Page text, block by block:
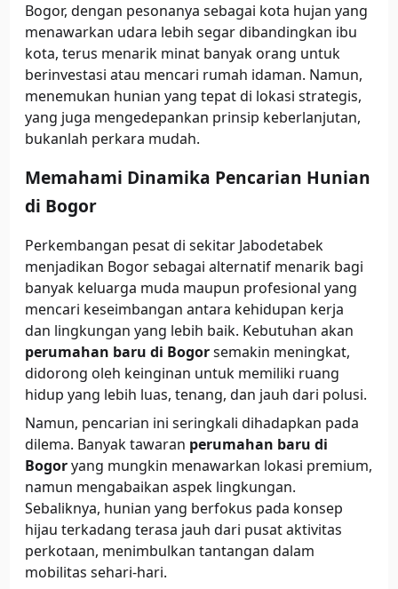
Bogor, dengan pesonanya sebagai kota hujan yang
menawarkan udara lebih segar dibandingkan ibu
kota, terus menarik minat banyak orang untuk
berinvestasi atau mencari rumah idaman. Namun,
menemukan hunian yang tepat di lokasi strategis,
yang juga mengedepankan prinsip keberlanjutan,
bukanlah perkara mudah.
Memahami Dinamika Pencarian Hunian
di Bogor
Perkembangan pesat di sekitar Jabodetabek
menjadikan Bogor sebagai alternatif menarik bagi
banyak keluarga muda maupun profesional yang
mencari keseimbangan antara kehidupan kerja
dan lingkungan yang lebih baik. Kebutuhan akan
perumahan baru di Bogorsemakin meningkat,
didorong oleh keinginan untuk memiliki ruang
hidup yang lebih luas, tenang, dan jauh dari polusi.
Namun, pencarian ini seringkali dihadapkan pada
dilema. Banyak tawaran perumahan baru di
Bogoryang mungkin menawarkan lokasi premium,
namun mengabaikan aspek lingkungan.
Sebaliknya, hunian yang berfokus pada konsep
hijau terkadang terasa jauh dari pusat aktivitas
perkotaan, menimbulkan tantangan dalam
mobilitas sehari-hari.